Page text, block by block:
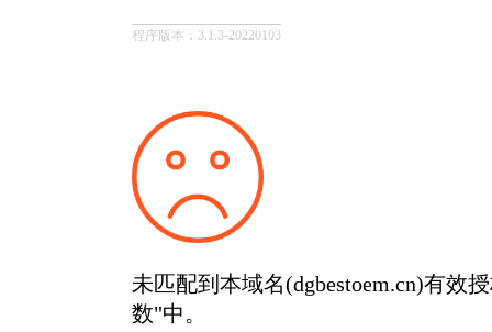
程序版本：3.1.3-20220103
未匹配到本域名(dgbestoem.cn)有效
数"中。